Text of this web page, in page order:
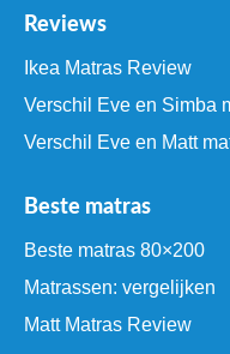
Reviews
Ikea Matras Review
Verschil Eve en Simba
Verschil Eve en Matt
Beste matras
Beste matras 80×200
Matrassen: vergelijken
Matt Matras Review